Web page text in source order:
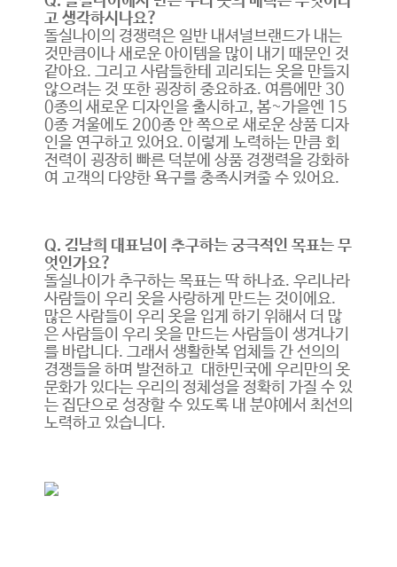
고 생각하시나요?
돌실나이의 경쟁력은 일반 내셔널브랜드가 내는
것만큼이나 새로운 아이템을 많이 내기 때문인 것
같아요. 그리고 사람들한테 괴리되는 옷을 만들지
않으려는 것 또한 굉장히 중요하죠. 여름에만 30
0종의 새로운 디자인을 출시하고, 봄~가을엔 15
0종 겨울에도 200종 안 쪽으로 새로운 상품 디자
인을 연구하고 있어요. 이렇게 노력하는 만큼 회
전력이 굉장히 빠른 덕분에 상품 경쟁력을 강화하
여 고객의 다양한 욕구를 충족시켜줄 수 있어요.
Q. 김남희 대표님이 추구하는 궁극적인 목표는 무
엇인가요?
돌실나이가 추구하는 목표는 딱 하나죠. 우리나라
사람들이 우리 옷을 사랑하게 만드는 것이에요.
많은 사람들이 우리 옷을 입게 하기 위해서 더 많
은 사람들이 우리 옷을 만드는 사람들이 생겨나기
를 바랍니다. 그래서 생활한복 업체들 간 선의의
경쟁들을 하며 발전하고 대한민국에 우리만의 옷
문화가 있다는 우리의 정체성을 정확히 가질 수 있
는 집단으로 성장할 수 있도록 내 분야에서 최선의
노력하고 있습니다.